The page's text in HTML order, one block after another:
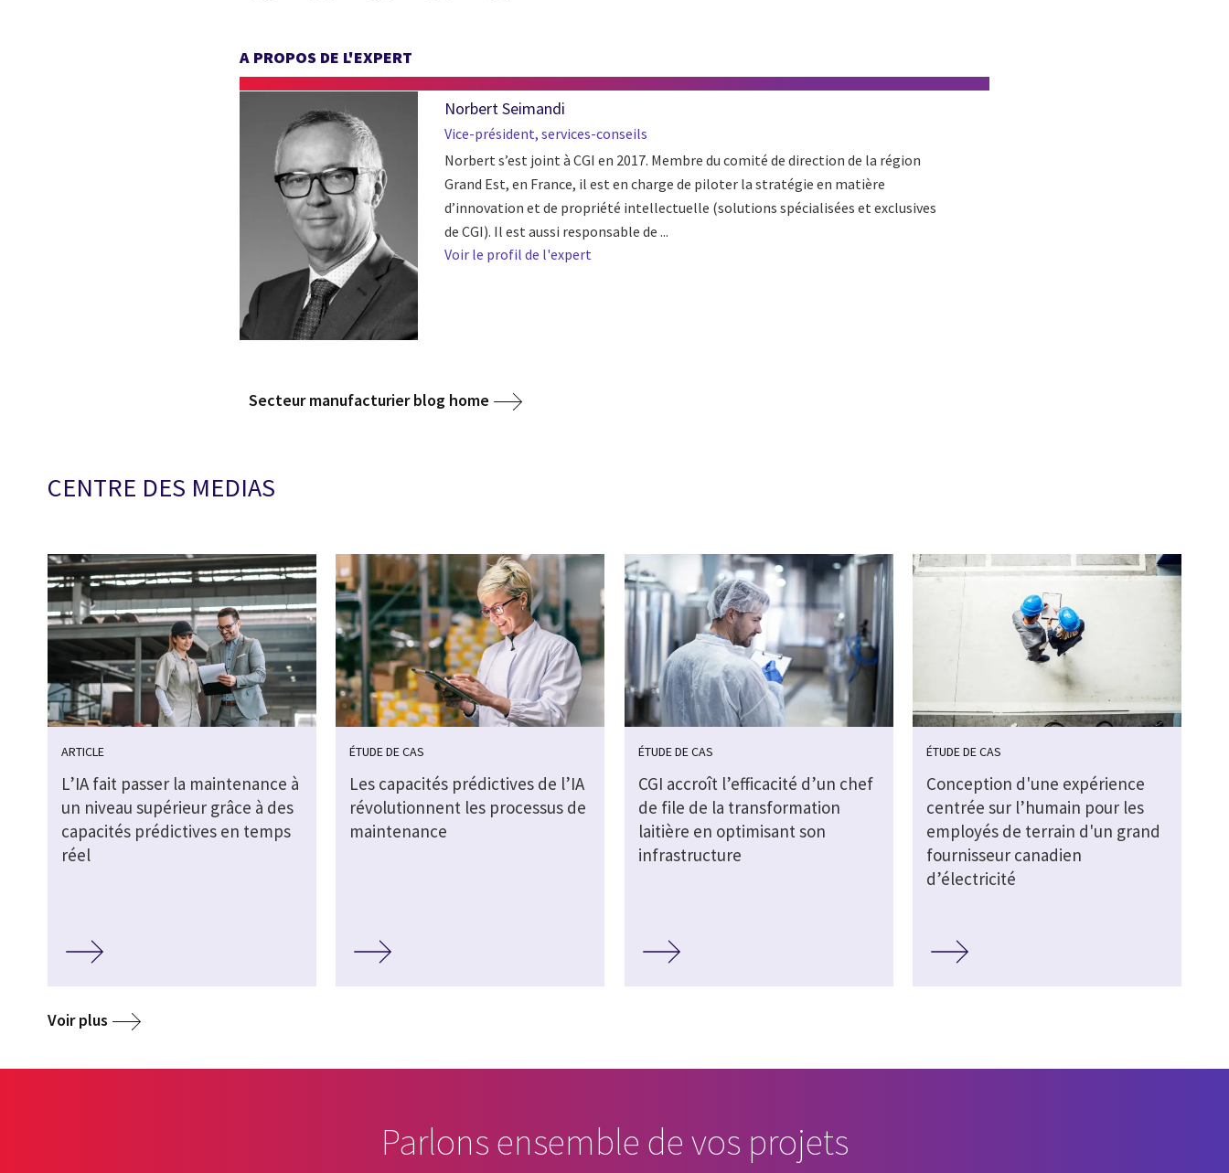
A PROPOS DE L'EXPERT
Norbert Seimandi
Vice-président, services-conseils
Norbert s’est joint à CGI en 2017. Membre du comité de direction de la région
Grand Est, en France, il est en charge de piloter la stratégie en matière
d’innovation et de propriété intellectuelle (solutions spécialisées et exclusives
de CGI). Il est aussi responsable de ...
Voir le profil de l'expert
Secteur manufacturier blog home
CENTRE DES MEDIAS
ARTICLE
L’IA fait passer la maintenance à
un niveau supérieur grâce à des
capacités prédictives en temps
réel
ÉTUDE DE CAS
Les capacités prédictives de l’IA
révolutionnent les processus de
maintenance
ÉTUDE DE CAS
CGI accroît l’efficacité d’un chef
de file de la transformation
laitière en optimisant son
infrastructure
ÉTUDE DE CAS
Conception d'une expérience
centrée sur l’humain pour les
employés de terrain d'un grand
fournisseur canadien
d’électricité
Voir plus
Parlons ensemble de vos projets